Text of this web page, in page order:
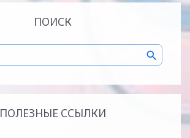
ПОИСК
ПОЛЕЗНЫЕ ССЫЛКИ